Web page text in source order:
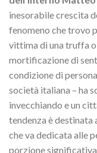
inesorabile crescita
fenomeno che trovo
vittima di una truffa
mortificazione di
condizione di
società italiana – ha
invecchiando e un
tendenza è destinata
che va dedicata alle
porzione